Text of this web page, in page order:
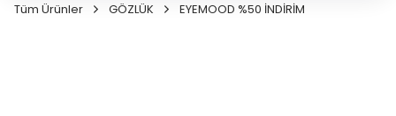
Tüm Ürünler GÖZLÜK EYEMOOD %50 İNDİRİM